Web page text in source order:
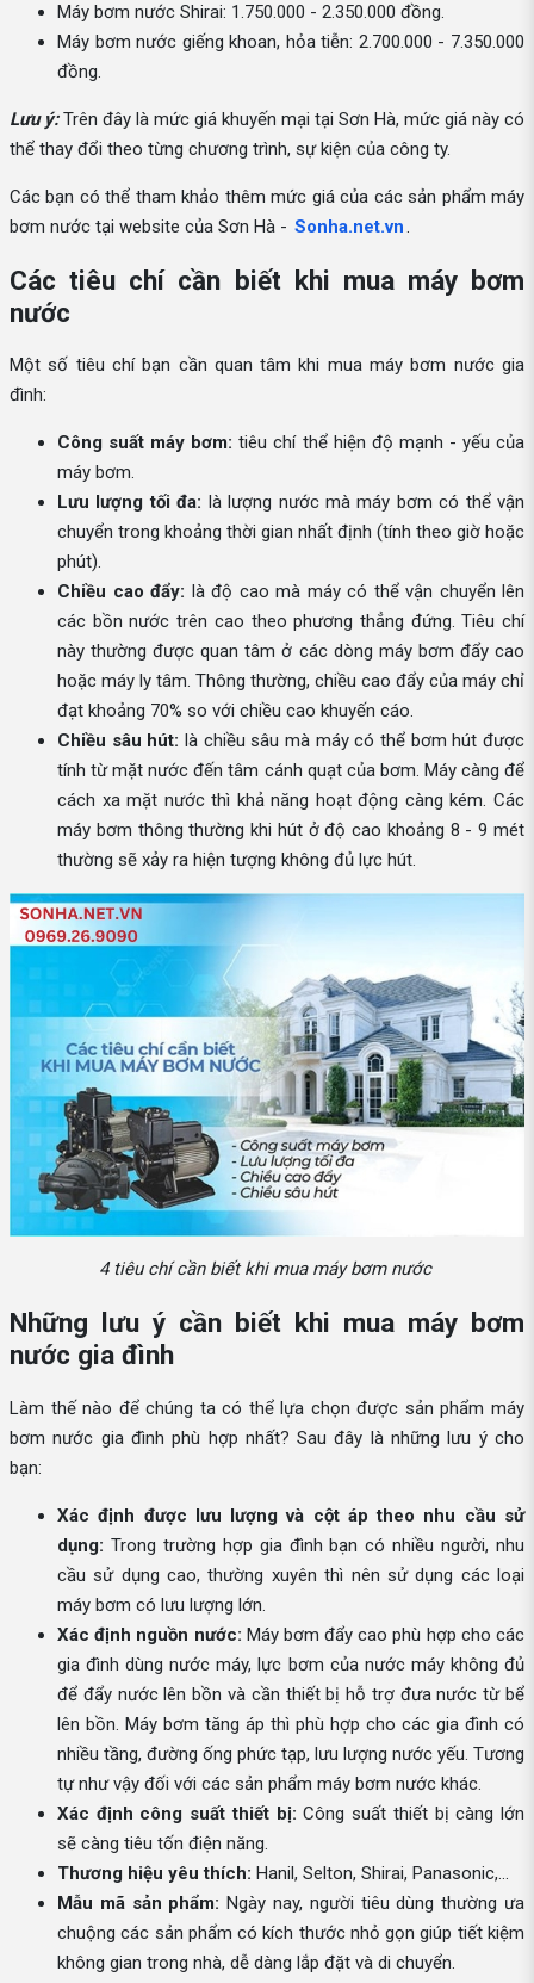
Máy bơm nước Shirai: 1.750.000 - 2.350.000 đồng.
Máy bơm nước giếng khoan, hỏa tiễn: 2.700.000 - 7.350.000
đồng.
Lưu ý:Trên đây là mức giá khuyến mại tại Sơn Hà, mức giá này có
thể thay đổi theo từng chương trình, sự kiện của công ty.
Các bạn có thể tham khảo thêm mức giá của các sản phẩm máy
bơm nước tại website của Sơn Hà - Sonha.net.vn.
Các tiêu chí cần biết khi mua máy bơm
nước
Một số tiêu chí bạn cần quan tâm khi mua máy bơm nước gia
đình:
Công suất máy bơm: tiêu chí thể hiện độ mạnh - yếu của
máy bơm.
Lưu lượng tối đa: là lượng nước mà máy bơm có thể vận
chuyển trong khoảng thời gian nhất định (tính theo giờ hoặc
phút).
Chiều cao đẩy: là độ cao mà máy có thể vận chuyển lên
các bồn nước trên cao theo phương thẳng đứng. Tiêu chí
này thường được quan tâm ở các dòng máy bơm đẩy cao
hoặc máy ly tâm. Thông thường, chiều cao đẩy của máy chỉ
đạt khoảng 70% so với chiều cao khuyến cáo.
Chiều sâu hút: là chiều sâu mà máy có thể bơm hút được
tính từ mặt nước đến tâm cánh quạt của bơm. Máy càng để
cách xa mặt nước thì khả năng hoạt động càng kém. Các
máy bơm thông thường khi hút ở độ cao khoảng 8 - 9 mét
thường sẽ xảy ra hiện tượng không đủ lực hút.
4 tiêu chí cần biết khi mua máy bơm nước
Những lưu ý cần biết khi mua máy bơm
nước gia đình
Làm thế nào để chúng ta có thể lựa chọn được sản phẩm máy
bơm nước gia đình phù hợp nhất? Sau đây là những lưu ý cho
bạn:
Xác định được lưu lượng và cột áp theo nhu cầu sử
dụng: Trong trường hợp gia đình bạn có nhiều người, nhu
cầu sử dụng cao, thường xuyên thì nên sử dụng các loại
máy bơm có lưu lượng lớn.
Xác định nguồn nước: Máy bơm đẩy cao phù hợp cho các
gia đình dùng nước máy, lực bơm của nước máy không đủ
để đẩy nước lên bồn và cần thiết bị hỗ trợ đưa nước từ bể
lên bồn. Máy bơm tăng áp thì phù hợp cho các gia đình có
nhiều tầng, đường ống phức tạp, lưu lượng nước yếu. Tương
tự như vậy đối với các sản phẩm máy bơm nước khác.
Xác định công suất thiết bị: Công suất thiết bị càng lớn
sẽ càng tiêu tốn điện năng.
Thương hiệu yêu thích: Hanil, Selton, Shirai, Panasonic,...
Mẫu mã sản phẩm: Ngày nay, người tiêu dùng thường ưa
chuộng các sản phẩm có kích thước nhỏ gọn giúp tiết kiệm
không gian trong nhà, dễ dàng lắp đặt và di chuyển.